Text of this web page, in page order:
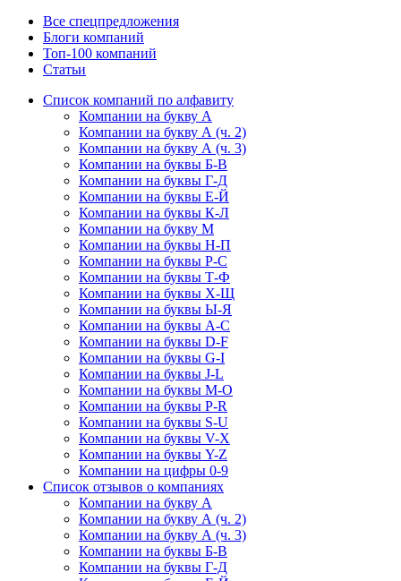
Все спецпредложения
Блоги компаний
Топ-100 компаний
Статьи
Список компаний по алфавиту
Компании на букву А
Компании на букву А (ч. 2)
Компании на букву А (ч. 3)
Компании на буквы Б-В
Компании на буквы Г-Д
Компании на буквы Е-Й
Компании на буквы К-Л
Компании на букву М
Компании на буквы Н-П
Компании на буквы Р-С
Компании на буквы Т-Ф
Компании на буквы Х-Щ
Компании на буквы Ы-Я
Компании на буквы A-C
Компании на буквы D-F
Компании на буквы G-I
Компании на буквы J-L
Компании на буквы M-O
Компании на буквы P-R
Компании на буквы S-U
Компании на буквы V-X
Компании на буквы Y-Z
Компании на цифры 0-9
Список отзывов о компаниях
Компании на букву А
Компании на букву А (ч. 2)
Компании на букву А (ч. 3)
Компании на буквы Б-В
Компании на буквы Г-Д